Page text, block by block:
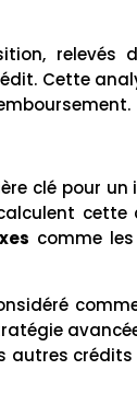
Cette
clé pour
comme
autres